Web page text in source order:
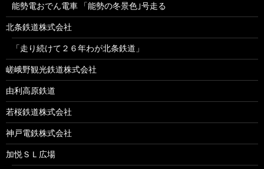
能勢電おでん電車 「能勢の冬景色｣号走る
北条鉄道株式会社
「走り続けて２６年わが北条鉄道」
嵯峨野観光鉄道株式会社
由利高原鉄道
若桜鉄道株式会社
神戸電鉄株式会社
加悦ＳＬ広場